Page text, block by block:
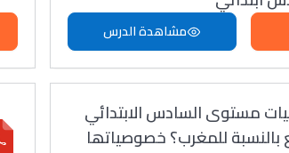
مشاهدة الدرس
مستوى السادس الابتدائي
بالنسبة للمغرب؟ خصوصیاتھا